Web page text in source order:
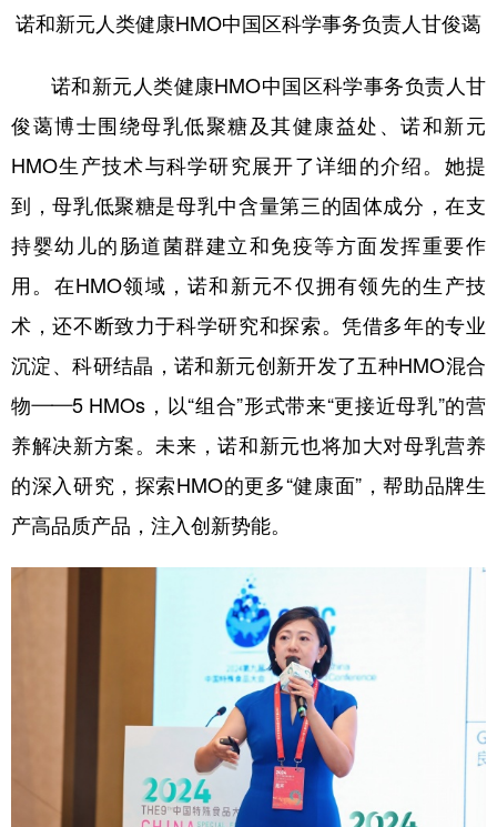
诺和新元人类健康HMO中国区科学事务负责人甘俊蔼
诺和新元人类健康HMO中国区科学事务负责人甘
俊蔼博士围绕母乳低聚糖及其健康益处、诺和新元
HMO生产技术与科学研究展开了详细的介绍。她提
到，母乳低聚糖是母乳中含量第三的固体成分，在支
持婴幼儿的肠道菌群建立和免疫等方面发挥重要作
用。在HMO领域，诺和新元不仅拥有领先的生产技
术，还不断致力于科学研究和探索。凭借多年的专业
沉淀、科研结晶，诺和新元创新开发了五种HMO混合
物——5 HMOs，以“组合”形式带来“更接近母乳”的营
养解决新方案。未来，诺和新元也将加大对母乳营养
的深入研究，探索HMO的更多“健康面”，帮助品牌生
产高品质产品，注入创新势能。